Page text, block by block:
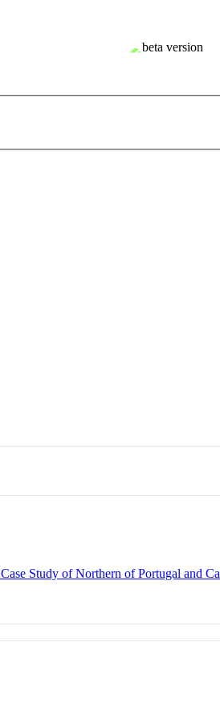
Study of Northern of Portugal and